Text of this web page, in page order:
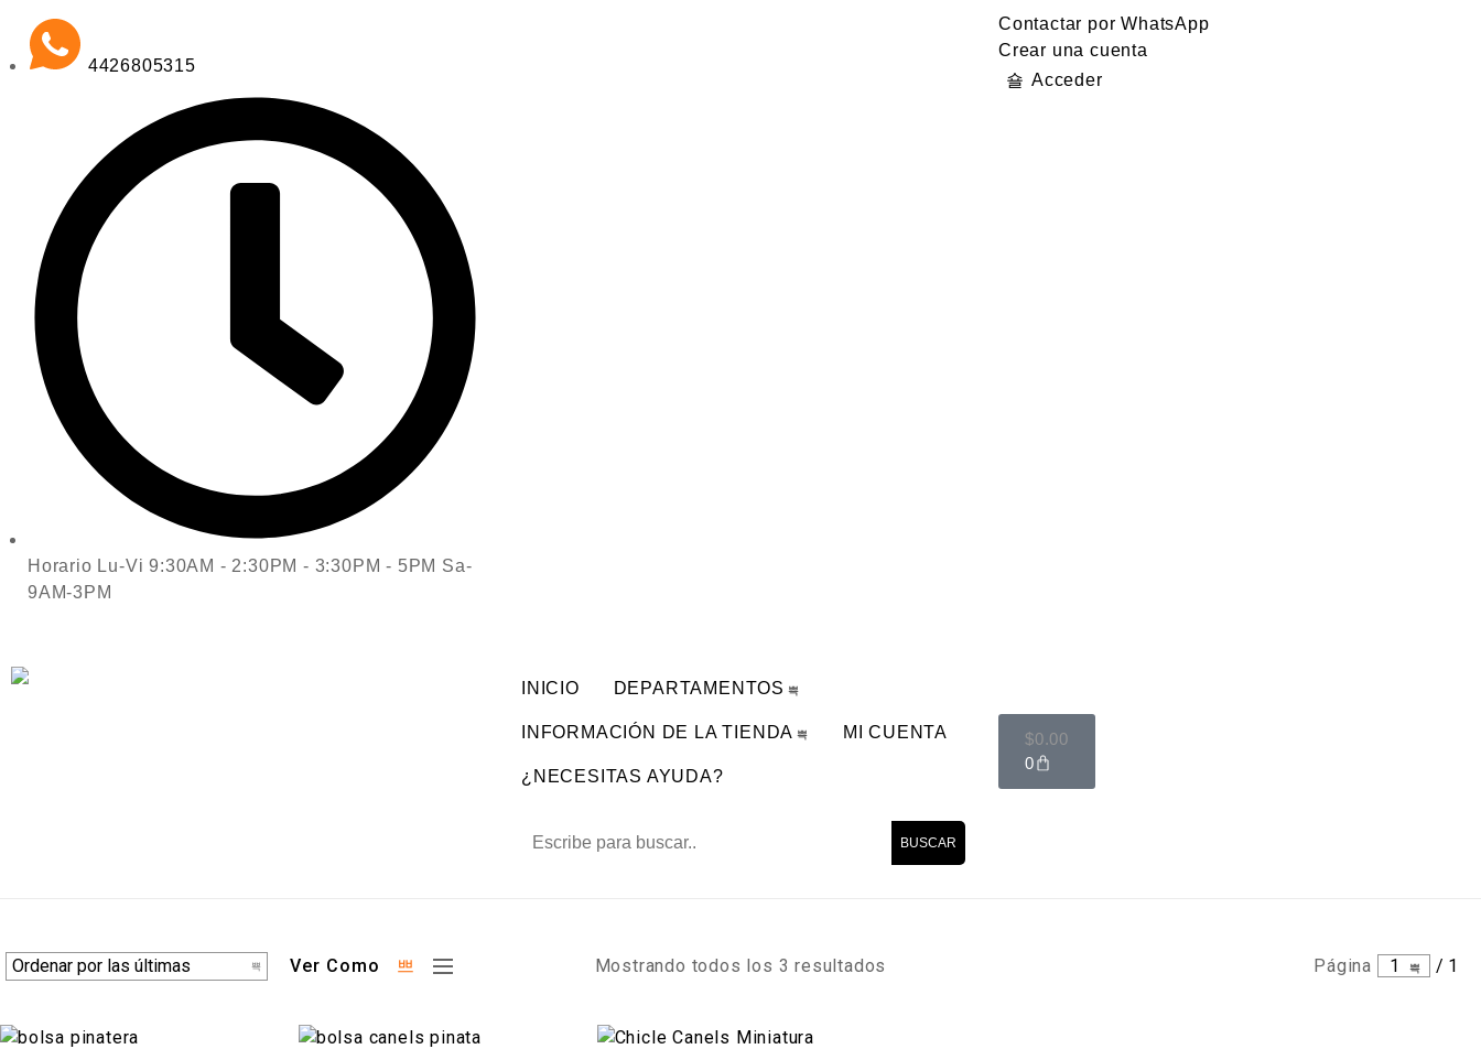
4426805315
Horario Lu-Vi 9:30AM - 2:30PM - 3:30PM - 5PM Sa-
9AM-3PM
Contactar por WhatsApp
Crear una cuenta
Acceder
INICIO DEPARTAMENTOS
INFORMACIÓN DE LA TIENDA MI CUENTA
¿NECESITAS AYUDA?
BUSCAR
$0.00
0
Ver Como Mostrando todos los 3 resultados Página 1 / 1